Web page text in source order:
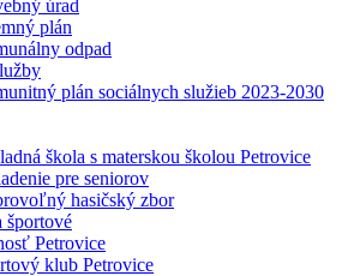
úrad
plán
odpad
plán sociálnych služieb 2023-2030
škola s materskou školou Petrovice
pre seniorov
hasičský zbor
športové
Petrovice
klub Petrovice